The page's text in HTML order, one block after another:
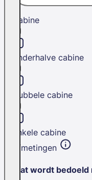
Cabine
Anderhalve cabine
Dubbele cabine
Enkele cabine
Afmetingen
Wat wordt